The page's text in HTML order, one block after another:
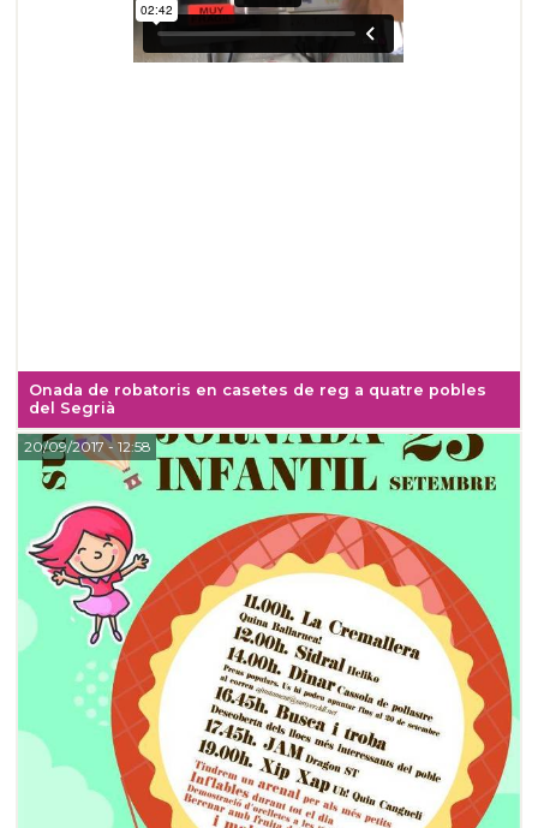
Onada de robatoris en casetes de reg a quatre pobles
del Segrià
20/09/2017- 12:58